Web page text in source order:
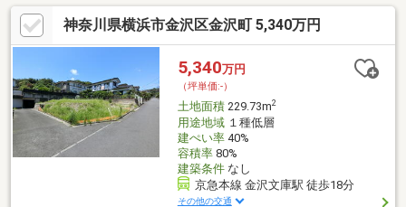
工務店にてご建築いただけます♪【既存家屋】昭和51年4月築木造
スレート葺2階建延べ床面積97.71㎡ 以上詳細は、担当：中島
（なかじま）へお気軽にお問合せください
神奈川県横浜市金沢区金沢町 5,340万円
5,340万円
（坪単価:-）
土地面積229.73m2
用途地域１種低層
建ぺい率40%
容積率80%
建築条件なし
京急本線 金沢文庫駅 徒歩18分
その他の交通